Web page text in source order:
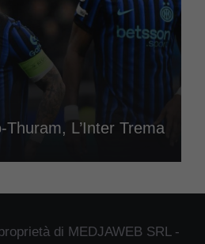
L’Inter Trema
di MEDJAWEB SRL -